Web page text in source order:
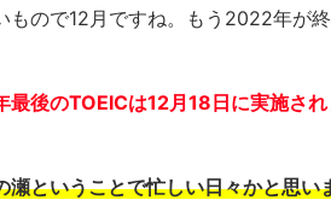
もので12月ですね。もう2022年が
最後のTOEICは12月18日に実施され
瀬ということで忙しい日々かと思